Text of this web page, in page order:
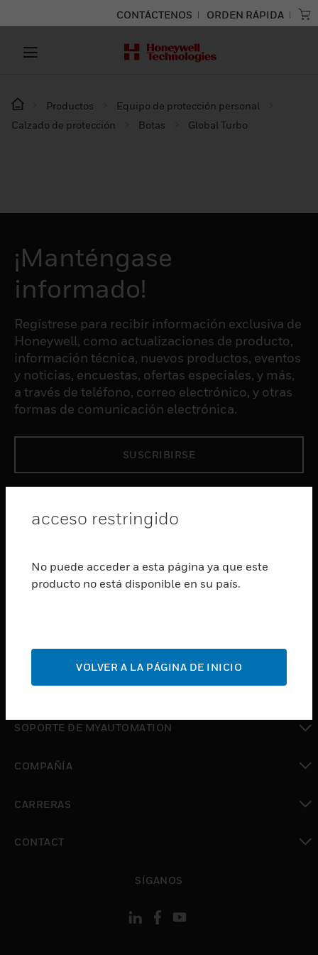
CONTÁCTENOS ORDEN RÁPIDA
Productos
Equipo de protección personal
Calzado de protección
Botas Global Turbo
¡Manténgase
informado!
Regístrese para recibir información exclusiva de
Honeywell, como actualizaciones de producto,
información técnica, nuevos productos, eventos
y noticias, encuestas, ofertas especiales, y más,
a través de teléfono, correo electrónico, y otras
formas de comunicación electrónica.
SUSCRIBIRSE
Cambiar vista
Cambiar vista
SERVICIOS
SOPORTE
DÓNDE COMPRAR
Cambiar vista
SOPORTE DE MYAUTOMATION
COMPAÑÍA
CARRERAS
CONTACT
SÍGANOS
acceso restringido
No puede acceder a esta página ya que este
producto no está disponible en su país.
VOLVER A LA PÁGINA DE INICIO